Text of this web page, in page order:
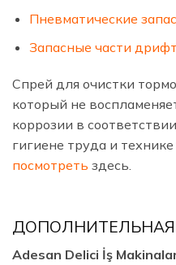
Пневматические
Запасные части
Спрей для очистки
который не
коррозии в
гигиене труда и
посмотреть здесь.
Adesan Delici İş